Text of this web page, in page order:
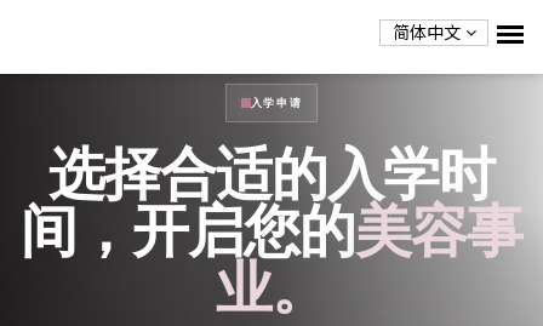
简体中文
入学申请
选择合适的入学时
间，开启您的美容事
业。